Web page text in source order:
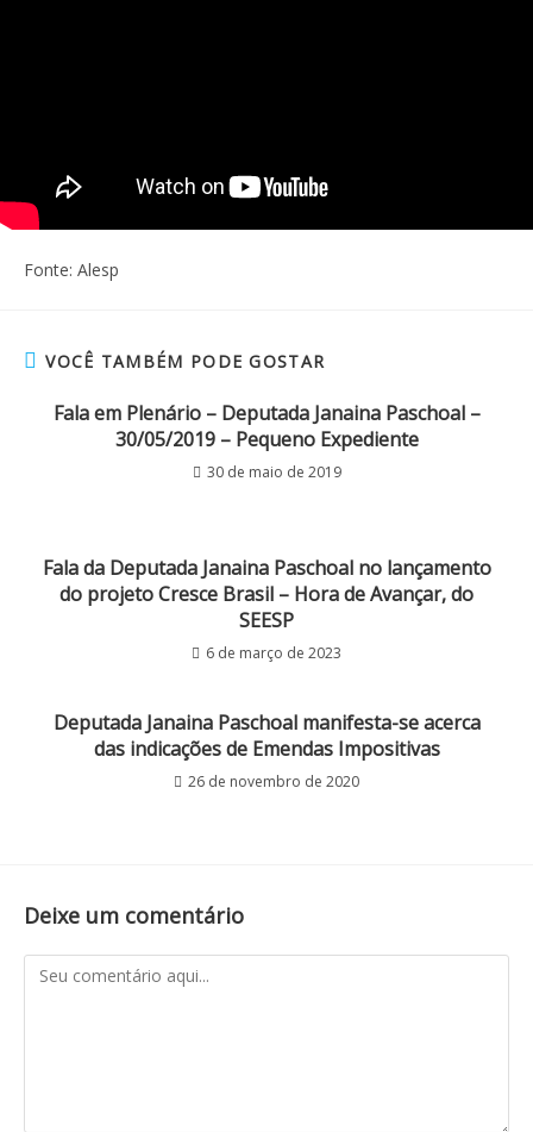
Fonte: Alesp
VOCÊ TAMBÉM PODE GOSTAR
Fala em Plenário – Deputada Janaina Paschoal –
30/05/2019 – Pequeno Expediente
30 de maio de 2019
Fala da Deputada Janaina Paschoal no lançamento
do projeto Cresce Brasil – Hora de Avançar, do
SEESP
6 de março de 2023
Deputada Janaina Paschoal manifesta-se acerca
das indicações de Emendas Impositivas
26 de novembro de 2020
Deixe um comentário